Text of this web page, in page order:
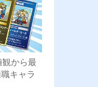
から最
キャラ